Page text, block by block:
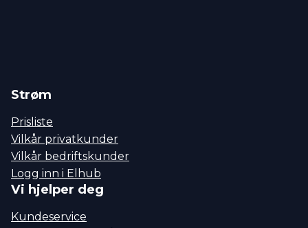
Strøm
Prisliste
Vilkår privatkunder
Vilkår bedriftskunder
Logg inn i Elhub
Vi hjelper deg
Kundeservice